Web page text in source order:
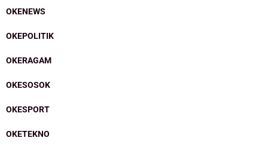
OKENEWS
OKEPOLITIK
OKERAGAM
OKESOSOK
OKESPORT
OKETEKNO